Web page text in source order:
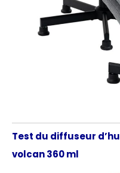
Test du diffuseur
volcan 360 ml